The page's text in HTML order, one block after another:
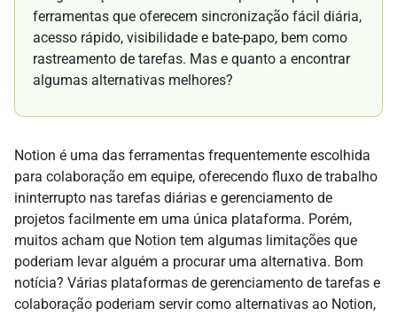
ferramentas que oferecem sincronização fácil diária,
acesso rápido, visibilidade e bate-papo, bem como
rastreamento de tarefas. Mas e quanto a encontrar
algumas alternativas melhores?
Notion é uma das ferramentas frequentemente escolhida
para colaboração em equipe, oferecendo fluxo de trabalho
ininterrupto nas tarefas diárias e gerenciamento de
projetos facilmente em uma única plataforma. Porém,
muitos acham que Notion tem algumas limitações que
poderiam levar alguém a procurar uma alternativa. Bom
notícia? Várias plataformas de gerenciamento de tarefas e
colaboração poderiam servir como alternativas ao Notion,